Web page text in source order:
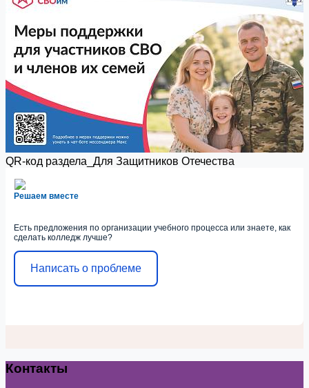
QR-код раздела_Для Защитников Отечества
Решаем вместе
Есть предложения по организации учебного процесса или знаете, как
сделать колледж лучше?
Написать о проблеме
Контакты